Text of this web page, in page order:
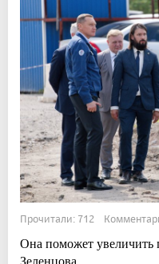
Прочитали: 712
Она поможет увеличить
Зеленцова